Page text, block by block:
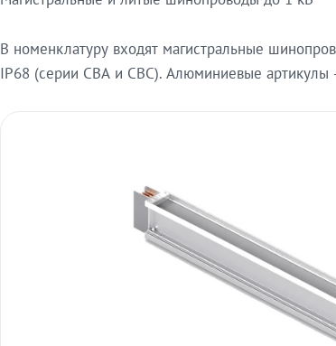
В номенклатуру входят магистральные
IP68 (серии СВА и СВС). Алюминиевые